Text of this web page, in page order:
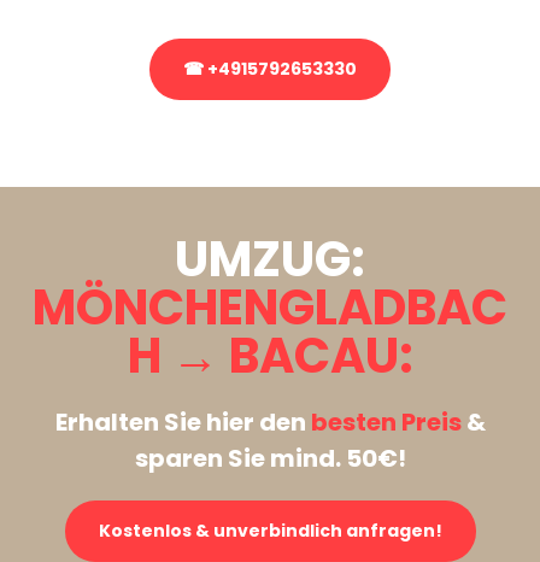
☎ +4915792653330
UMZUG:
MÖNCHENGLADBAC
H → BACAU:
Erhalten Sie hier den besten Preis&
sparen Sie mind. 50€!
Kostenlos & unverbindlich anfragen!